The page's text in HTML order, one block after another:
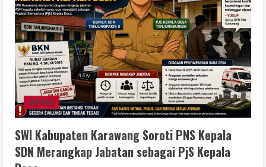
Berita
SWI Kabupaten Karawang Soroti PNS Kepala
SDN Merangkap Jabatan sebagai PjS Kepala